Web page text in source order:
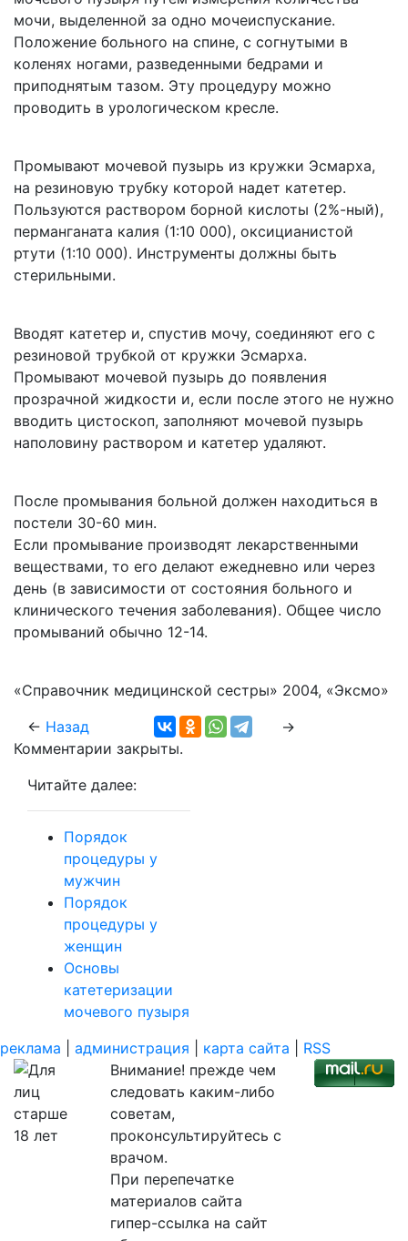
мочи, выделенной за одно мочеиспускание.
Положение больного на спине, с согнутыми в
коленях ногами, разведенными бедрами и
приподнятым тазом. Эту процедуру можно
проводить в урологическом кресле.
Промывают мочевой пузырь из кружки Эсмарха,
на резиновую трубку которой надет катетер.
Пользуются раствором борной кислоты (2%-ный),
перманганата калия (1:10 000), оксицианистой
ртути (1:10 000). Инструменты должны быть
стерильными.
Вводят катетер и, спустив мочу, соединяют его с
резиновой трубкой от кружки Эсмарха.
Промывают мочевой пузырь до появления
прозрачной жидкости и, если после этого не нужно
вводить цистоскоп, заполняют мочевой пузырь
наполовину раствором и катетер удаляют.
После промывания больной должен находиться в
постели 30-60 мин.
Если промывание производят лекарственными
веществами, то его делают ежедневно или через
день (в зависимости от состояния больного и
клинического течения заболевания). Общее число
промываний обычно 12-14.
«Справочник медицинской сестры» 2004, «Эксмо»
← Назад
→
Комментарии закрыты.
Читайте далее:
Порядок
процедуры у
мужчин
Порядок
процедуры у
женщин
Основы
катетеризации
мочевого пузыря
реклама
администрация карта сайта
RSS
Внимание! прежде чем
следовать каким-либо
советам,
проконсультируйтесь с
врачом.
При перепечатке
материалов сайта
гипер-ссылка на сайт